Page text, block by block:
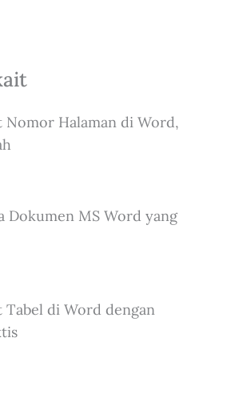
Nomor Halaman di Word,
Dokumen MS Word yang
Tabel di Word dengan